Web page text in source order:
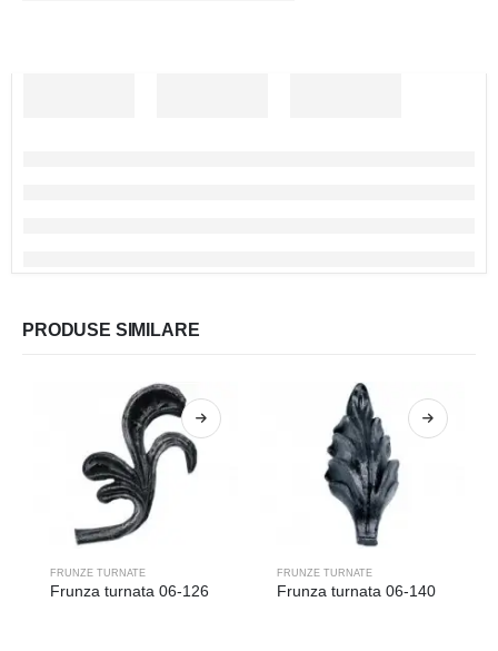
PRODUSE SIMILARE
FRUNZE TURNATE
Frunza turnata 06-126
FRUNZE TURNATE
Frunza turnata 06-140